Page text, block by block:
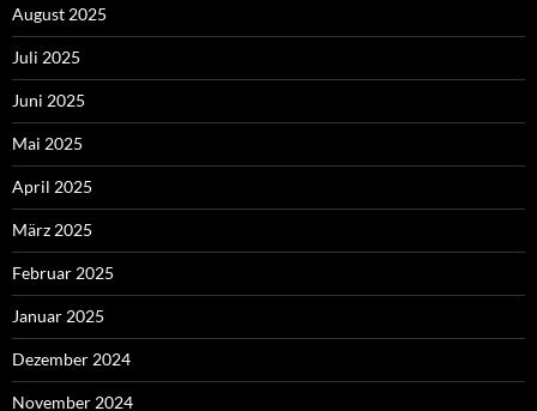
August 2025
Juli 2025
Juni 2025
Mai 2025
April 2025
März 2025
Februar 2025
Januar 2025
Dezember 2024
November 2024